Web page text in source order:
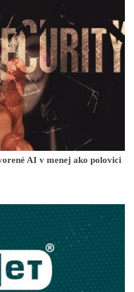
AI v menej ako polovici